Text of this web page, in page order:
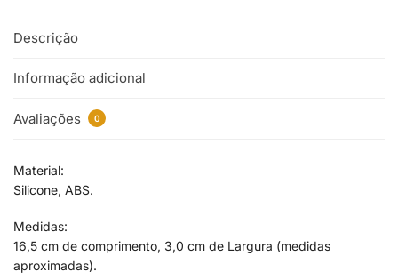
Descrição
Informação adicional
Avaliações 0
Material:
Silicone, ABS.
Medidas:
16,5 cm de comprimento, 3,0 cm de Largura (medidas
aproximadas).